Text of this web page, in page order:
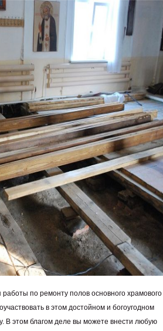
по ремонту полов основного храмового
в этом достойном и богоугодном
В этом благом деле вы можете внести любую